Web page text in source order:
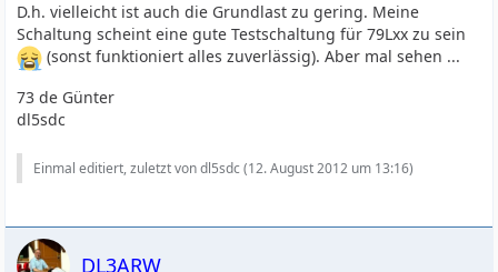
D.h. vielleicht ist auch die Grundlast zu gering. Meine
Schaltung scheint eine gute Testschaltung für 79Lxx zu sein
(sonst funktioniert alles zuverlässig). Aber mal sehen ...
73 de Günter
dl5sdc
Einmal editiert, zuletzt von dl5sdc (12. August 2012 um 13:16)
DL3ARW